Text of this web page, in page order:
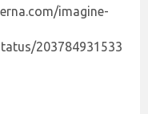
imagine-
203784931533